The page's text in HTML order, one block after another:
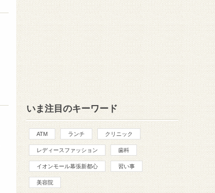
いま注目のキーワード
ATM ランチ クリニック
レディースファッション 歯科
イオンモール幕張新都心 習い事
美容院